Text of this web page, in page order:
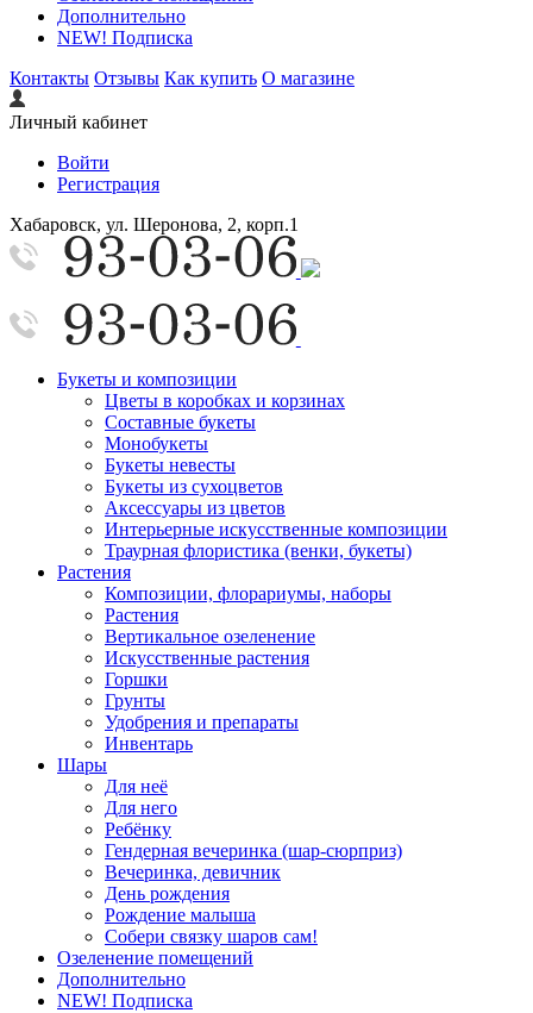
Дополнительно
NEW! Подписка
Контакты Отзывы Как купить О магазине
Личный кабинет
Войти
Регистрация
Хабаровск, ул. Шеронова, 2, корп.1
Букеты и композиции
Цветы в коробках и корзинах
Составные букеты
Монобукеты
Букеты невесты
Букеты из сухоцветов
Аксессуары из цветов
Интерьерные искусственные композиции
Траурная флористика (венки, букеты)
Растения
Композиции, флорариумы, наборы
Растения
Вертикальное озеленение
Искусственные растения
Горшки
Грунты
Удобрения и препараты
Инвентарь
Шары
Для неё
Для него
Ребёнку
Гендерная вечеринка (шар-сюрприз)
Вечеринка, девичник
День рождения
Рождение малыша
Собери связку шаров сам!
Озеленение помещений
Дополнительно
NEW! Подписка